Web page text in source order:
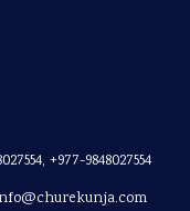
+977-9848027554